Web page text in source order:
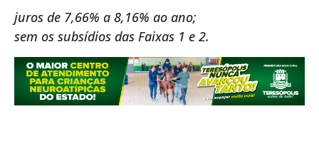
juros de 7,66% a 8,16% ao ano;
sem os subsídios das Faixas 1 e 2.